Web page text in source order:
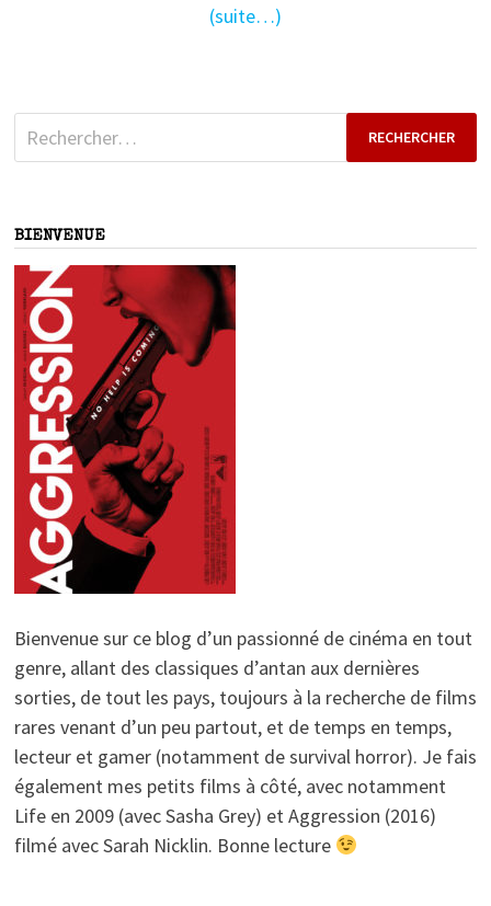
(suite…)
Rechercher :
BIENVENUE
Bienvenue sur ce blog d’un passionné de cinéma en tout
genre, allant des classiques d’antan aux dernières
sorties, de tout les pays, toujours à la recherche de films
rares venant d’un peu partout, et de temps en temps,
lecteur et gamer (notamment de survival horror). Je fais
également mes petits films à côté, avec notamment
Life en 2009 (avec Sasha Grey) et Aggression (2016)
filmé avec Sarah Nicklin. Bonne lecture